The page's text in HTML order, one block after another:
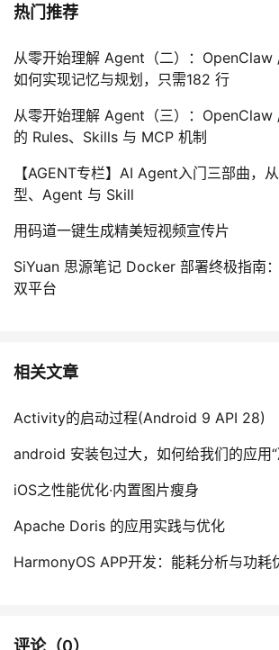
热门推荐
从零开始理解 Agent（二）：
如何实现记忆与规划，只需182 行
从零开始理解 Agent（三）：
的 Rules、Skills 与 MCP 机制
【AGENT专栏】AI Agent入门三部曲，
型、Agent 与 Skill
用码道一键生成精美短视频宣传片
SiYuan 思源笔记 Docker 部署终极指南
双平台
相关文章
Activity的启动过程(Android 9 API 28)
android 安装包过大，如何给我们的应用“
iOS之性能优化·内置图片瘦身
Apache Doris 的应用实践与优化
HarmonyOS APP开发：能耗分析与功耗
评论（0）